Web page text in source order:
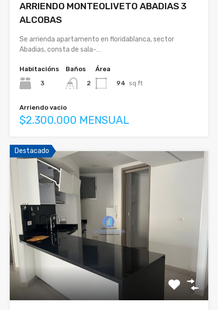
ARRIENDO MONTEOLIVETO ABADIAS 3
ALCOBAS
Se arrienda apartamento en floridablanca, sector
Abadias, consta de sala-…
Habitacións
3
Baños
2
Área
94 sq ft
Arriendo vacio
$2.300.000 MENSUAL
Destacado